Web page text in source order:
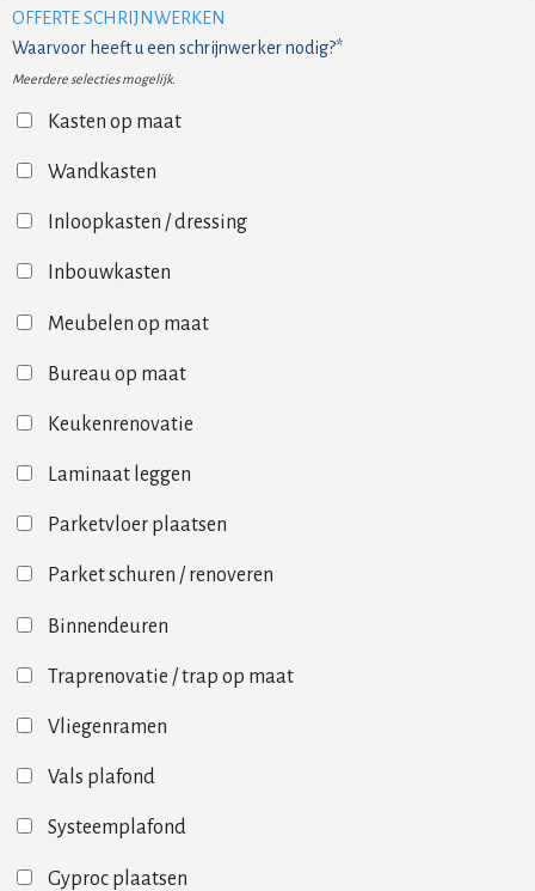
OFFERTE SCHRIJNWERKEN
Waarvoor heeft u een schrijnwerker nodig?*
Meerdere selecties mogelijk.
Kasten op maat
Wandkasten
Inloopkasten / dressing
Inbouwkasten
Meubelen op maat
Bureau op maat
Keukenrenovatie
Laminaat leggen
Parketvloer plaatsen
Parket schuren / renoveren
Binnendeuren
Traprenovatie / trap op maat
Vliegenramen
Vals plafond
Systeemplafond
Gyproc plaatsen